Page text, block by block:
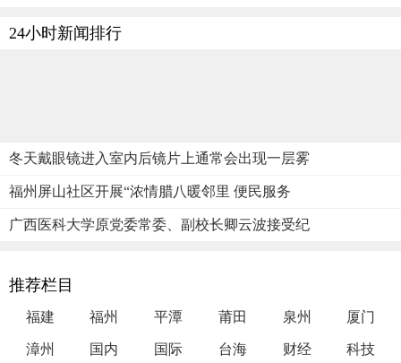
24小时新闻排行
冬天戴眼镜进入室内后镜片上通常会出现一层雾
福州屏山社区开展“浓情腊八暖邻里 便民服务
广西医科大学原党委常委、副校长卿云波接受纪
推荐栏目
福建 福州 平潭 莆田 泉州 厦门
漳州 国内 国际 台海 财经 科技